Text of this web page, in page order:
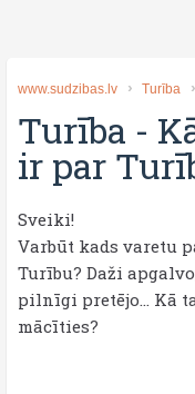
www.sudzibas.lv Turība
Turība -
ir par
Sveiki!
Varbūt kads varetu
Turību? Daži
pilnīgi pretējo... Kā
mācīties?